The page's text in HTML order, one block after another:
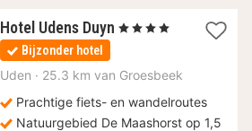
Hotel Udens Duyn 2
99
, 4 Sterren
Bijzonder hotel
Uden · 25.3 km van Groesbeek
Prachtige fiets- en wandelroutes
Natuurgebied De Maashorst op 1,5